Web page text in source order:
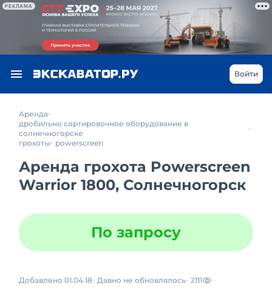
РЕКЛАМА
Войти
Аренда
дробильно сортировочное оборудование в
солнечногорске
грохоты
powerscreen
Аренда грохота Powerscreen
Warrior 1800, Солнечногорск
По запросу
Добавлено 01.04.18 Давно не обновлялось 2111